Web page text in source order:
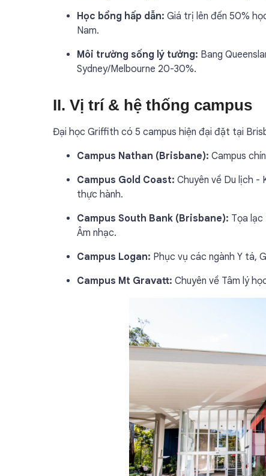
Học bổng hấp dẫn: Giá trị lên đến 50%
Nam.
Môi trường sống lý tưởng: Bang
Sydney/Melbourne 20-30%.
II. Vị trí & hệ thống campus
Đại học Griffith có 5 campus hiện đại đặt tại
Campus Nathan (Brisbane): Campus
Campus Gold Coast: Chuyên về Du lịch -
thực hành.
Campus South Bank (Brisbane): Tọa
Âm nhạc.
Campus Logan: Phục vụ các ngành Y tá,
Campus Mt Gravatt: Chuyên về Tâm lý